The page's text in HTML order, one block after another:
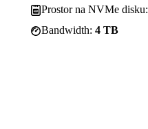
Prostor na NVMe disku:
Bandwidth: 4 TB